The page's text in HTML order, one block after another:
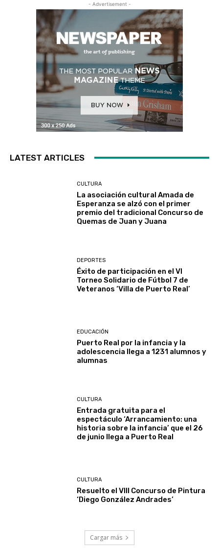
- Advertisement -
LATEST ARTICLES
CULTURA
La asociación cultural Amada de
Esperanza se alzó con el primer
premio del tradicional Concurso de
Quemas de Juan y Juana
DEPORTES
Éxito de participación en el VI
Torneo Solidario de Fútbol 7 de
Veteranos ‘Villa de Puerto Real’
EDUCACIÓN
Puerto Real por la infancia y la
adolescencia llega a 1231 alumnos y
alumnas
CULTURA
Entrada gratuita para el
espectáculo ‘Arrancamiento: una
historia sobre la infancia’ que el 26
de junio llega a Puerto Real
CULTURA
Resuelto el VIII Concurso de Pintura
‘Diego González Andrades’
Cargar más